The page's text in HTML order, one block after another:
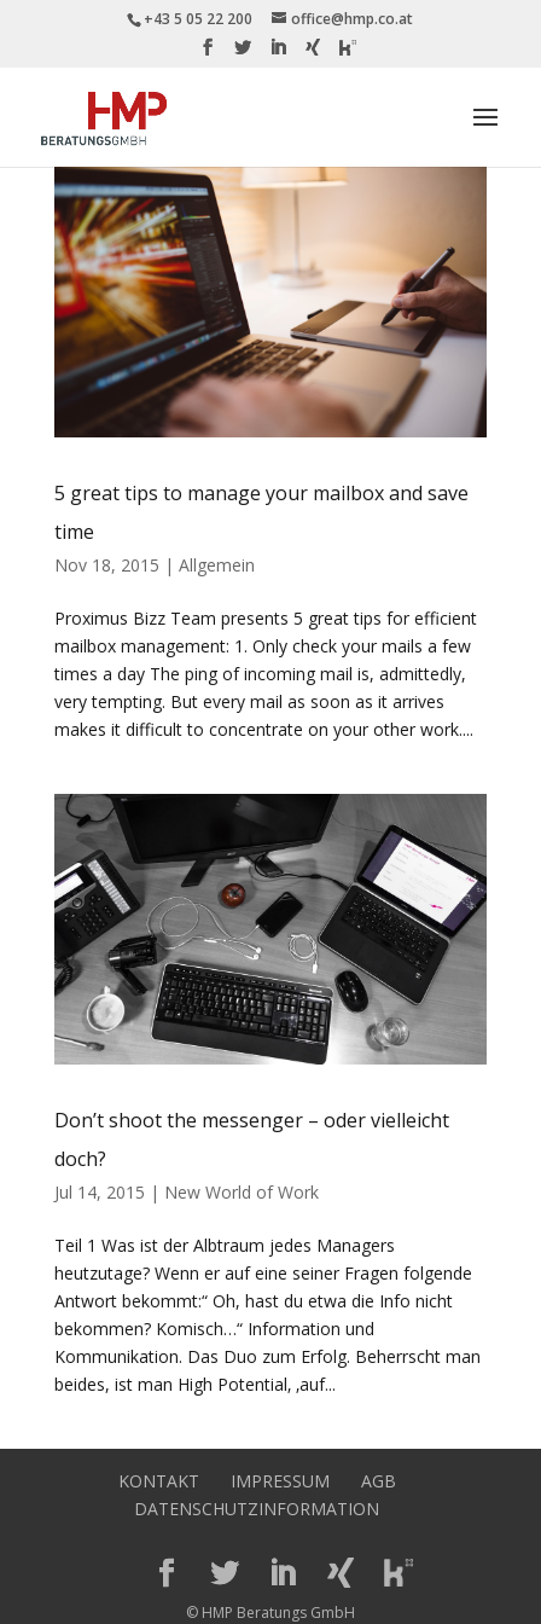
+43 5 05 22 200 office@hmp.co.at
5 great tips to manage your mailbox and save
time
Nov 18, 2015 | Allgemein
Proximus Bizz Team presents 5 great tips for efficient
mailbox management: 1. Only check your mails a few
times a day The ping of incoming mail is, admittedly,
very tempting. But every mail as soon as it arrives
makes it difficult to concentrate on your other work....
Don’t shoot the messenger – oder vielleicht
doch?
Jul 14, 2015 | New World of Work
Teil 1 Was ist der Albtraum jedes Managers
heutzutage? Wenn er auf eine seiner Fragen folgende
Antwort bekommt:“ Oh, hast du etwa die Info nicht
bekommen? Komisch…“ Information und
Kommunikation. Das Duo zum Erfolg. Beherrscht man
beides, ist man High Potential‚ ‚auf...
KONTAKT IMPRESSUM
AGB
DATENSCHUTZINFORMATION
© HMP Beratungs GmbH